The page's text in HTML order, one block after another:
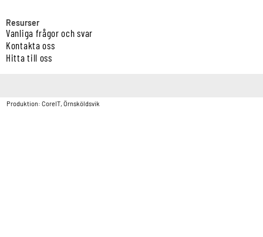
Resurser
Vanliga frågor och svar
Kontakta oss
Hitta till oss
Produktion: CoreIT, Örnsköldsvik